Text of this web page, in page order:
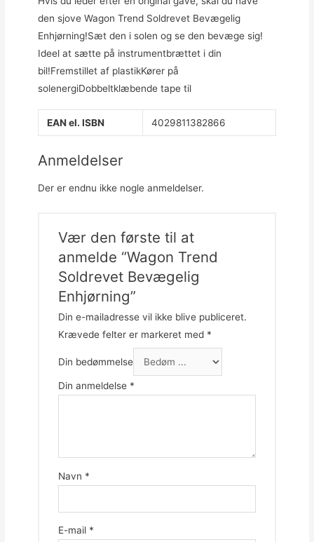
den sjove Wagon Trend Soldrevet Bevægelig
Enhjørning!Sæt den i solen og se den bevæge sig!
Ideel at sætte på instrumentbrættet i din
bil!Fremstillet af plastikKører på
solenergiDobbeltklæbende tape til
EAN el. ISBN 4029811382866
Anmeldelser
Der er endnu ikke nogle anmeldelser.
Vær den første til at
anmelde “Wagon Trend
Soldrevet Bevægelig
Enhjørning”
Din e-mailadresse vil ikke blive publiceret.
Krævede felter er markeret med *
Din bedømmelse
Din anmeldelse *
Navn *
E-mail *